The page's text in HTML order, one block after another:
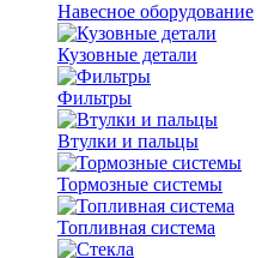
Навесное оборудование
Кузовные детали
Фильтры
Втулки и пальцы
Тормозные системы
Топливная система